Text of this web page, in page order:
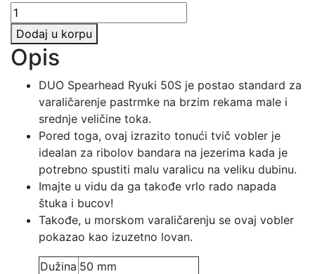
Dodaj u korpu
Opis
DUO Spearhead Ryuki 50S je postao standard za
varaličarenje pastrmke na brzim rekama male i
srednje veličine toka.
Pored toga, ovaj izrazito tonući tvič vobler je
idealan za ribolov bandara na jezerima kada je
potrebno spustiti malu varalicu na veliku dubinu.
Imajte u vidu da ga takođe vrlo rado napada
štuka i bucov!
Takođe, u morskom varaličarenju se ovaj vobler
pokazao kao izuzetno lovan.
Dužina 50 mm